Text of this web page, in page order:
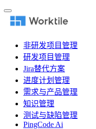
非研发项目管理
研发项目管理
Jira替代方案
进度计划管理
需求与产品管理
知识管理
测试与缺陷管理
PingCode Ai